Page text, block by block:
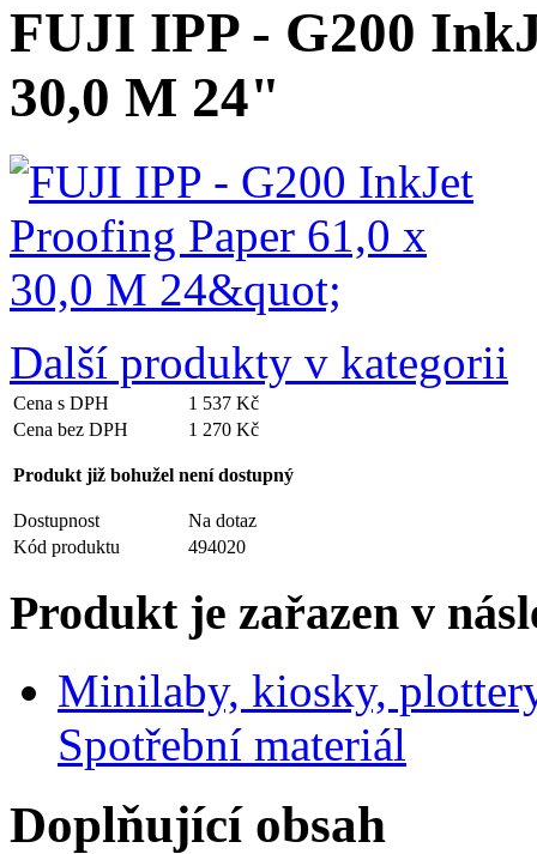
FUJI IPP - G200
30,0 M 24"
Další produkty v kategorii
Cena s DPH
1 537 Kč
Cena bez DPH
1 270 Kč
Produkt již bohužel není dostupný
Dostupnost
Na dotaz
Kód produktu
494020
Produkt je zařazen v
Minilaby, kiosky,
Spotřební materiál
Doplňující obsah